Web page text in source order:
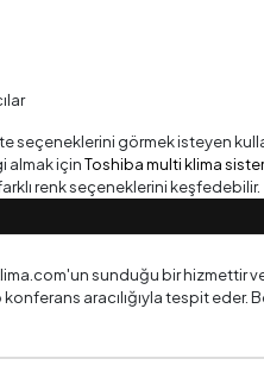
seçeneklerini görmek isteyen
almak içinToshiba multi klima
renk seçeneklerini keşfedebilir.
sunduğu bir hizmettir ve
aracılığıyla tespit eder.